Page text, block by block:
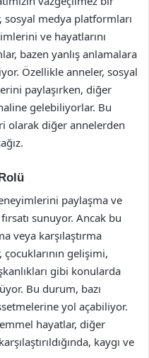
sosyal medya platformları
ve hayatlarını
bazen yanlış anlamalara
Özellikle anneler, sosyal
paylaşırken, diğer
gelebiliyorlar. Bu
olarak diğer annelerden
paylaşma ve
sunuyor. Ancak bu
veya karşılaştırma
gelişimi,
gibi konularda
Bu durum, bazı
yol açabiliyor.
hayatlar, diğer
kaygı ve